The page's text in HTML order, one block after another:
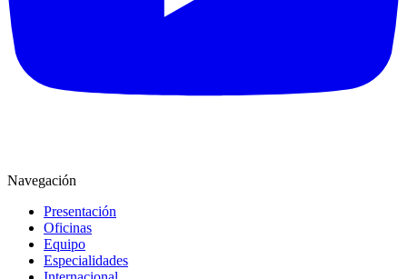
Navegación
Presentación
Oficinas
Equipo
Especialidades